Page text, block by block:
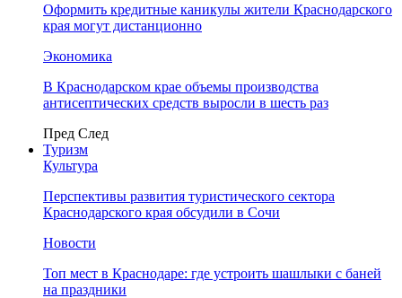
Оформить кредитные каникулы жители Краснодарского
края могут дистанционно
Экономика
В Краснодарском крае объемы производства
антисептических средств выросли в шесть раз
Пред След
Туризм
Культура
Перспективы развития туристического сектора
Краснодарского края обсудили в Сочи
Новости
Топ мест в Краснодаре: где устроить шашлыки с баней
на праздники